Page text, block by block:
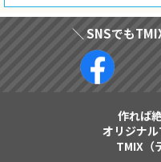
＼ SNSでも
作れば
オリジナ
TMIX（